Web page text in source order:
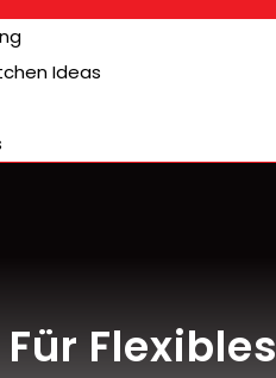
Ideas
Flexibles